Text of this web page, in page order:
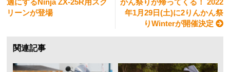
適にするNinja ZX-25R用スク
リーンが登場
かん祭りが帰ってくる！ 2022
年1月29日(土)に2りんかん祭
りWinterが開催決定
関連記事